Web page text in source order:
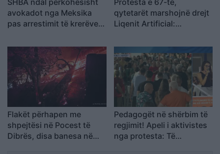
avokadot nga Meksika
pas arrestimit të krerëve
qytetarët marshojnë drejt
Liqenit Artificial:
revolucion”
Flakët përhapen me
shpejtësi në Pocest të
Dibrës, disa banesa në
Pedagogët në shërbim të
regjimit! Apeli i aktivistes
nga protesta: Të